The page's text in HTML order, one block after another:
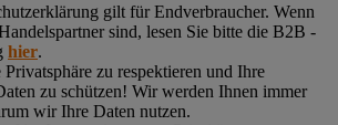
gilt für Endverbraucher. Wenn
sind, lesen Sie bitte die B2B -
hier.
zu respektieren und Ihre
zu schützen! Wir werden Ihnen immer
wir Ihre Daten nutzen.